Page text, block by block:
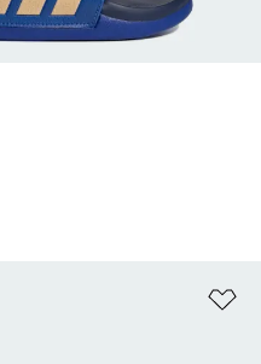
à la Liste de produits